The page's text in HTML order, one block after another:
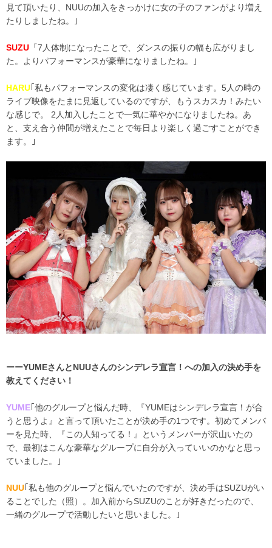
見て頂いたり、NUUの加入をきっかけに女の子のファンがより増え
たりしましたね。｣
SUZU 「7人体制になったことで、ダンスの振りの幅も広がりまし
た。よりパフォーマンスが豪華になりましたね。｣
HARU ｢私もパフォーマンスの変化は凄く感じています。5人の時の
ライブ映像をたまに見返しているのですが、もうスカスカ！みたい
な感じで。 2人加入したことで一気に華やかになりましたね。あ
と、支え合う仲間が増えたことで毎日より楽しく過ごすことができ
ます。｣
ーーYUMEさんとNUUさんのシンデレラ宣言！への加入の決め手を
教えてください！
YUME｢他のグループと悩んだ時、『YUMEはシンデレラ宣言！が合
うと思うよ』と言って頂いたことが決め手の1つです。初めてメンバ
ーを見た時、『この人知ってる！』というメンバーが沢山いたの
で、最初はこんな豪華なグループに自分が入っていいのかなと思っ
ていました。｣
NUU｢私も他のグループと悩んでいたのですが、決め手はSUZUがい
ることでした（照）。加入前からSUZUのことが好きだったので、
一緒のグループで活動したいと思いました。｣